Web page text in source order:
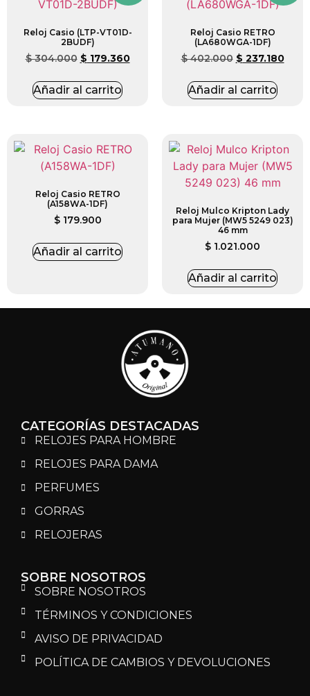
Reloj Casio (LTP-VT01D-
2BUDF)
$304.000 $ 179.360
Añadir al carrito
Reloj Casio RETRO
(LA680WGA-1DF)
$402.000 $ 237.180
Añadir al carrito
Reloj Casio RETRO
(A158WA-1DF)
$179.900
Añadir al carrito
Reloj Mulco Kripton Lady
para Mujer (MW5 5249 023)
46 mm
$ 1.021.000
Añadir al carrito
CATEGORÍAS DESTACADAS
RELOJES PARA HOMBRE
RELOJES PARA DAMA
PERFUMES
GORRAS
RELOJERAS
SOBRE NOSOTROS
SOBRE NOSOTROS
TÉRMINOS Y CONDICIONES
AVISO DE PRIVACIDAD
POLÍTICA DE CAMBIOS Y DEVOLUCIONES